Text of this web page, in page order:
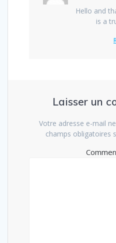
Hello and
is a
Laisser un
Votre adresse e-mail
champs obligatoires